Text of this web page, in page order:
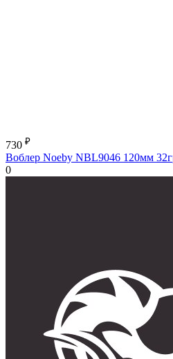
730 ₽
Воблер Noeby NBL9046 120мм
0